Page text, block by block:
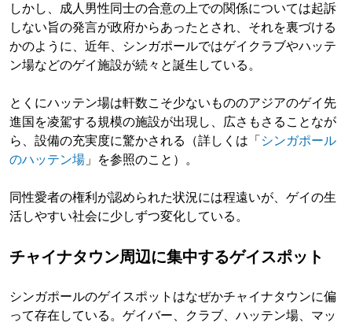
しかし、成人男性同士の合意の上での関係については起訴
しない旨の発言が政府からあったとされ、それを裏づける
かのように、近年、シンガポールではゲイクラブやハッテ
ン場などのゲイ施設が続々と誕生している。
とくにハッテン場は軒数こそ少ないもののアジアのゲイ先
進国を凌駕する規模の施設が出現し、広さもさることなが
ら、設備の充実度に驚かされる（詳しくは「 シンガポール
のハッテン場 」を参照のこと）。
同性愛者の権利が認められた状況には程遠いが、ゲイの生
活しやすい社会に少しずつ変化している。
チャイナタウン周辺に集中するゲイスポット
シンガポールのゲイスポットはなぜかチャイナタウンに偏
って存在している。ゲイバー、クラブ、ハッテン場、マッ